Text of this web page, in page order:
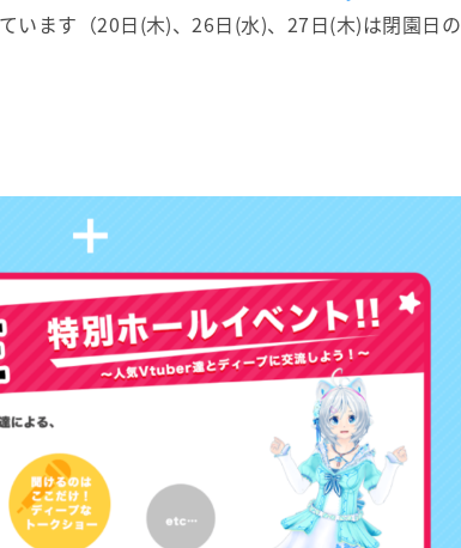
います（20日(木)、26日(水)、27日(木)は閉園日の